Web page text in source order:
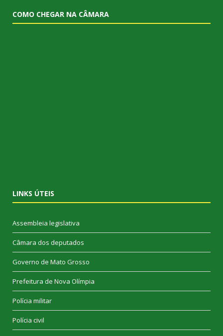
COMO CHEGAR NA CÂMARA
LINKS ÚTEIS
Assembleia legislativa
Câmara dos deputados
Governo de Mato Grosso
Prefeitura de Nova Olímpia
Polícia militar
Polícia civil